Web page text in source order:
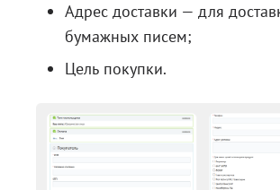
Адрес доставки — для
бумажных писем;
Цель покупки.